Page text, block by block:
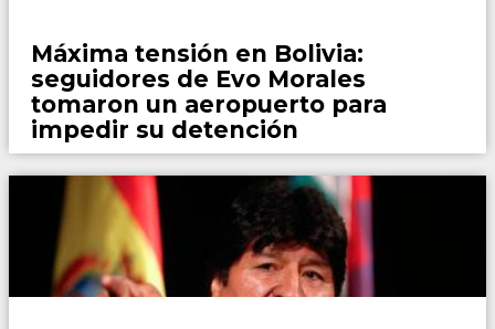
Máxima tensión en Bolivia:
seguidores de Evo Morales
tomaron un aeropuerto para
impedir su detención